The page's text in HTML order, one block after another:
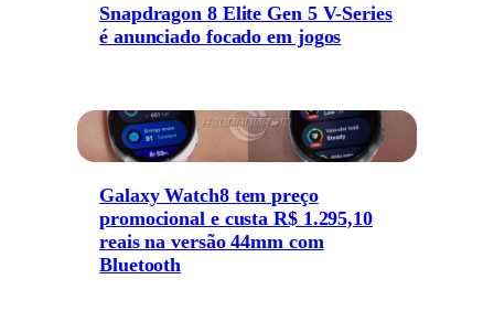
Snapdragon 8 Elite Gen 5 V-Series
é anunciado focado em jogos
Galaxy Watch8 tem preço
promocional e custa R$ 1.295,10
reais na versão 44mm com
Bluetooth